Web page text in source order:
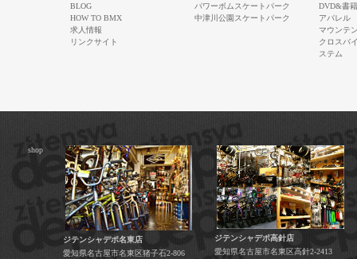
BLOG
HOW TO BMX
求人情報
リンクサイト
パワーボムスケートパーク
中津川公園スケートパーク
DVD&書籍
アパレル
マウンテ
クロスバ
ステム
shop
ジテンシャデポ名東店
愛知県名古屋市名東区猪子石2-806
ジテンシャデポ高針店
愛知県名古屋市名東区高針2-2413